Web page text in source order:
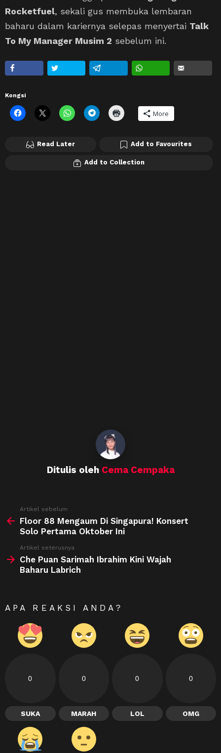
Rocketfuel, sekali gus membuka lembaran
baharu dalam kariernya selepas menyertai Talk
To My Manager Musim 2 sebelum ini.
Kongsi
More
Read Later Add to Favourites
Add to Collection
Ditulis oleh Cema Cempaka
more
Artikel sebelum
Floor 88 Mengaum Di Singapura! Konsert
Solo Pertama Oktober Ini
Artikel seterusnya
Che Puan Sarimah Ibrahim Kini Wajah
Baharu Labrich
APA REAKSI ANDA?
0
SUKA
0
MARAH
0
LOL
0
OMG